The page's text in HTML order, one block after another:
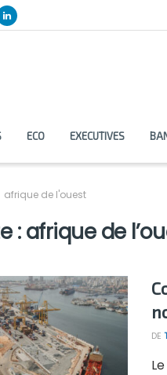
ECO EXECUTIVES
afrique de l'ouest
:afrique de
DE